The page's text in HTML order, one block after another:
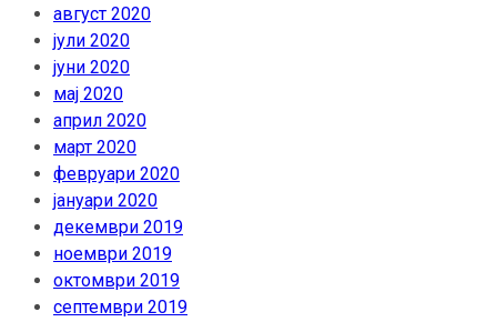
август 2020
јули 2020
јуни 2020
мај 2020
април 2020
март 2020
февруари 2020
јануари 2020
декември 2019
ноември 2019
октомври 2019
септември 2019